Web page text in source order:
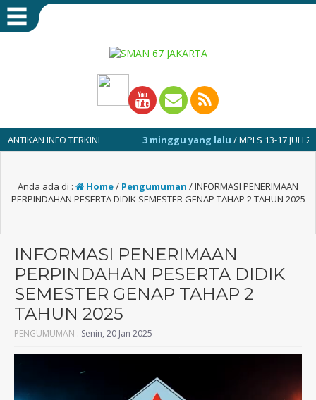
TERKINI 3 minggu yang lalu/ MPLS 13-17 JULI 2026
Anda ada di : Home/ Pengumuman /INFORMASI PENERIMAAN
PERPINDAHAN PESERTA DIDIK SEMESTER GENAP TAHAP 2 TAHUN 2025
INFORMASI PENERIMAAN
PERPINDAHAN PESERTA DIDIK
SEMESTER GENAP TAHAP 2
TAHUN 2025
PENGUMUMAN : Senin, 20 Jan 2025